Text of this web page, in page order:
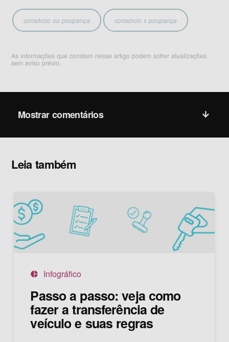
consórcio ou poupança consórcio x poupança
As informações que constam nesse artigo podem sofrer atualizações
sem aviso prévio.
Mostrar comentários
Leia também
pie_chart Infográfico
Passo a passo: veja como
fazer a transferência de
veículo e suas regras